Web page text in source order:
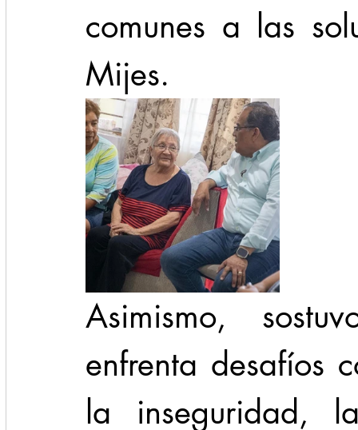
comunes a las
Mijes.
Asimismo,
enfrenta desafíos
la inseguridad,